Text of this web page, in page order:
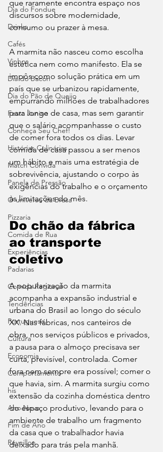
Dia do Fondue
Drinks
Cafés
Vinhos
Dia do Bacon
Dia do Pão de Queijo
Festa Junina
Conheça Seu Chef!
Histórias Culinárias
Match Convida
Panela de Pressão
O universo da Brasa
Pizzaria
Comida de Rua
Experiências
Padarias
Comida Regional
Tendências
Portuguesa
Cultura
Economia
Comportamento
his
Ano Novo
Fim de Ano
Réveillon
que raramente encontra espaço nos
discursos sobre modernidade,
consumo ou prazer à mesa.
A marmita não nasceu como escolha
estética nem como manifesto. Ela se
impôs como solução prática em um
país que se urbanizou rapidamente,
empurrando milhões de trabalhadores
para longe de casa, mas sem garantir
que o salário acompanhasse o custo
de comer fora todos os dias. Levar
comida de casa passou a ser menos
um hábito e mais uma estratégia de
sobrevivência, ajustando o corpo às
exigências do trabalho e o orçamento
às limitações do mês.
Do chão da fábrica
ao transporte
coletivo
A popularização da marmita
acompanha a expansão industrial e
urbana do Brasil ao longo do século
XX. Nas fábricas, nos canteiros de
obra, nos serviços públicos e privados,
a pausa para o almoço precisava ser
curta, previsível, controlada. Comer
fora nem sempre era possível; comer o
que havia, sim. A marmita surgiu como
extensão da cozinha doméstica dentro
do espaço produtivo, levando para o
ambiente de trabalho um fragmento
da casa que o trabalhador havia
deixado para trás pela manhã.